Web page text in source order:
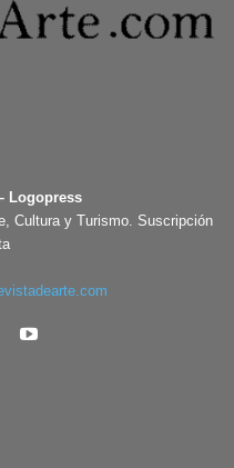
Logopress
Cultura y Turismo. Suscripción